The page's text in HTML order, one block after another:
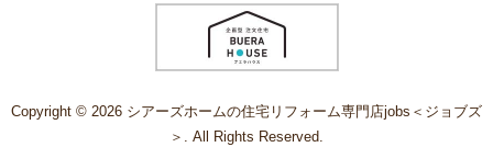
Copyright © 2026 シアーズホームの住宅リフォーム専門店jobs＜ジョブズ
＞. All Rights Reserved.